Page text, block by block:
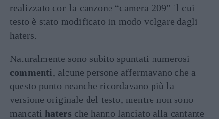
realizzato con la canzone “camera 209” il cui
testo è stato modificato in modo volgare dagli
haters.
Naturalmente sono subito spuntati numerosi
commenti, alcune persone affermavano che a
questo punto neanche ricordavano più la
versione originale del testo, mentre non sono
mancati haters che hanno lanciato alla cantante